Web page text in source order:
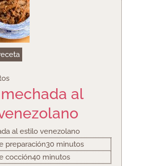
al
al estilo venezolano
preparación30minutos
minutos
cocción40minutos
minutos